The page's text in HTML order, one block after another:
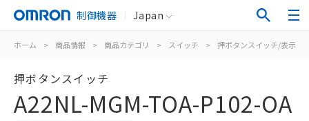
制御機器 Japan
ホーム > 商品情報 > 商品カテゴリ > スイッチ > 押ボタンスイッチ/表示灯
押ボタンスイッチ
A22NL-MGM-TOA-P102-OA